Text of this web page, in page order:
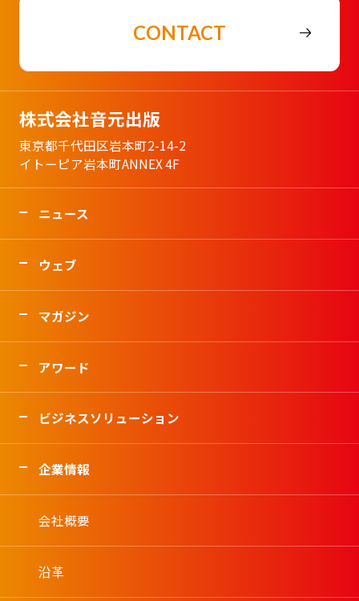
CONTACT
株式会社音元出版
東京都千代田区岩本町2-14-2
イトーピア岩本町ANNEX 4F
ニュース
ウェブ
マガジン
アワード
ビジネスソリューション
企業情報
会社概要
沿革